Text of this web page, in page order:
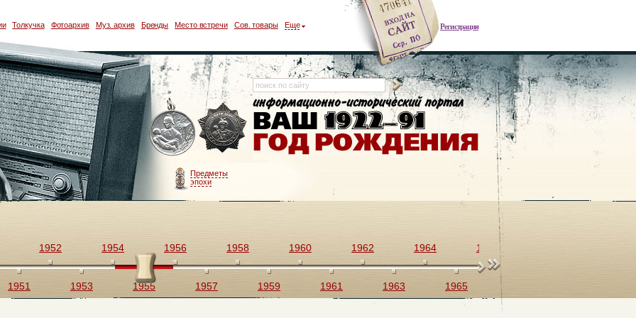
Регистрация
Толкучка Фотоархив Муз. архив Бренды Место встречи Сов. товары Еще
Предметы
эпохи
1951
1952
1953
1954
1955
1956
1957
1958
1959
1960
1961
1962
1963
1964
1965
1966